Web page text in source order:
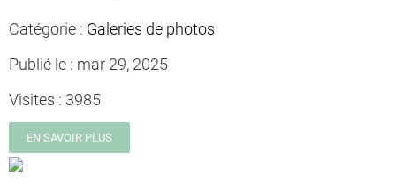
Catégorie : Galeries de photos
Publié le : mar 29, 2025
Visites : 3985
EN SAVOIR PLUS